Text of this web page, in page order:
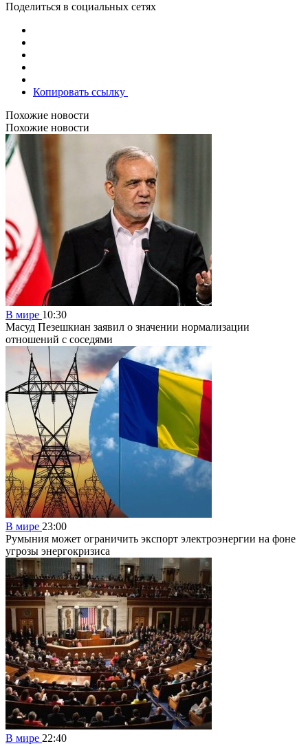
Поделиться в социальных сетях
Копировать ссылку
Похожие новости
Похожие новости
В мире 10:30
Масуд Пезешкиан заявил о значении нормализации
отношений с соседями
В мире 23:00
Румыния может ограничить экспорт электроэнергии на фоне
угрозы энергокризиса
В мире 22:40